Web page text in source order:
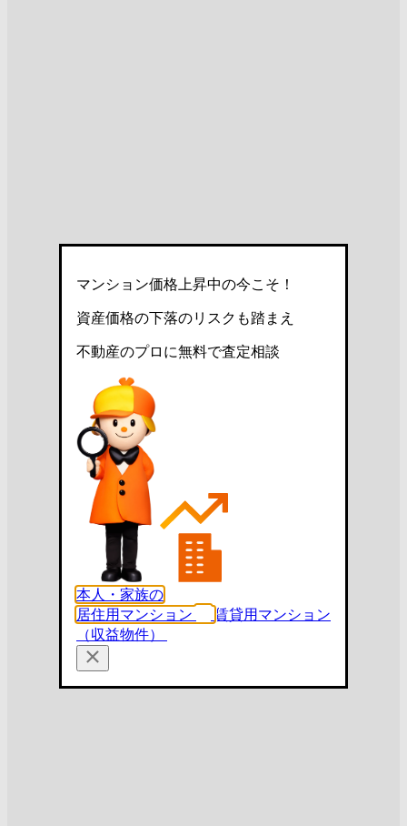
マンション価格上昇中の今こそ！
資産価格の下落のリスクも踏まえ
不動産のプロに無料で査定相談
本人・家族の
居住用マンション
賃貸用マンション
（収益物件）